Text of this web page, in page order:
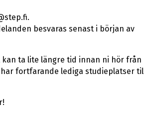
besvaras senast i början av
ta lite längre tid innan ni hör från
fortfarande lediga studieplatser